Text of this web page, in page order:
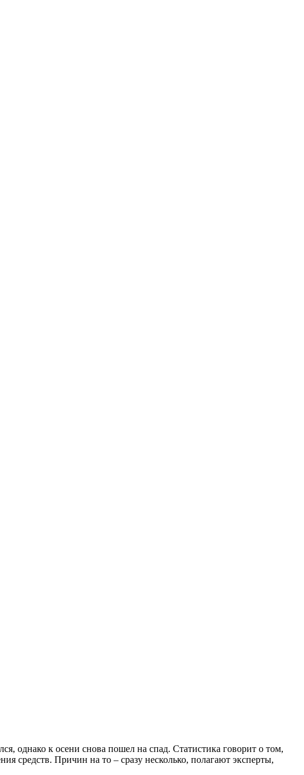
однако к осени снова пошел на спад. Статистика говорит о том,
средств. Причин на то – сразу несколько, полагают эксперты,